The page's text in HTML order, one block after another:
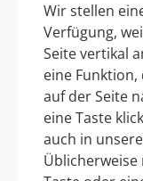
Wir stellen
Verfügung,
Seite vertikal
eine
auf der Seite
eine Taste
auch in